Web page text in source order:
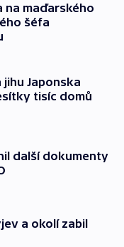
na maďarského
šéfa
jihu Japonska
tisíc domů
další dokumenty
a okolí zabil